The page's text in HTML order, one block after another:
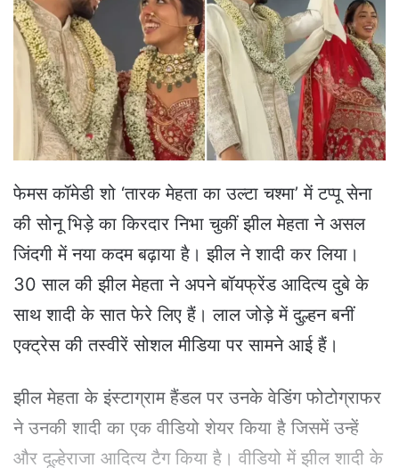
m
a
i
l
फेमस कॉमेडी शो ‘तारक मेहता का उल्टा चश्मा’ में टप्पू सेना
की सोनू भिड़े का किरदार निभा चुकीं झील मेहता ने असल
जिंदगी में नया कदम बढ़ाया है। झील ने शादी कर लिया।
30 साल की झील मेहता ने अपने बॉयफ्रेंड आदित्य दुबे के
साथ शादी के सात फेरे लिए हैं। लाल जोड़े में दुल्हन बनीं
एक्ट्रेस की तस्वीरें सोशल मीडिया पर सामने आई हैं।
झील मेहता के इंस्टाग्राम हैंडल पर उनके वेडिंग फोटोग्राफर
ने उनकी शादी का एक वीडियो शेयर किया है जिसमें उन्हें
और दूल्हेराजा आदित्य टैग किया है। वीडियो में झील शादी के